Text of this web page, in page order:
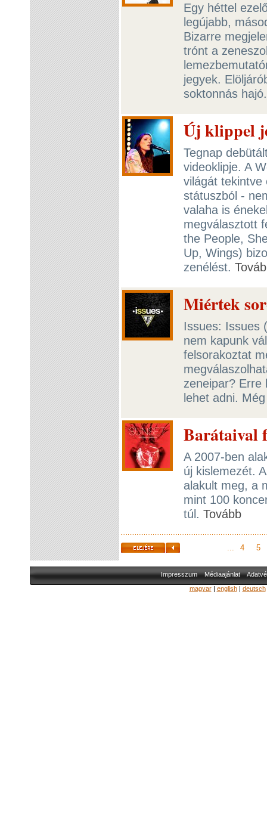
Egy héttel
legújabb,
Bizarre
trónt a
jegyek.
soktonnás
Új klippel
Tegnap
videoklipje. A
világát tekintve
státuszból -
valaha is
megválasztott
the People,
Up, Wings)
zenélést.
Miértek
Issues: Issues
nem kapunk
felsorakoztat
zeneipar? Erre
lehet adni.
Barátaival
A 2007-ben
új kislemezét.
alakult meg, a
mint 100
túl. Tovább
... 4 5
Impresszum Médiaajánlat
magyar| english| deutsch